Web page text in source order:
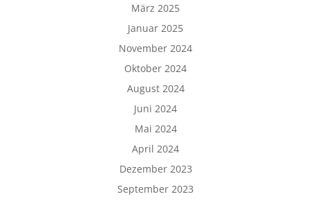
März 2025
Januar 2025
November 2024
Oktober 2024
August 2024
Juni 2024
Mai 2024
April 2024
Dezember 2023
September 2023